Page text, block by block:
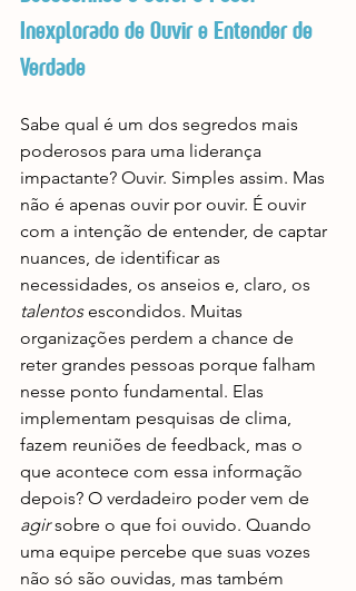
Inexplorado de Ouvir e Entender de
Verdade
Sabe qual é um dos segredos mais
poderosos para uma liderança
impactante? Ouvir. Simples assim. Mas
não é apenas ouvir por ouvir. É ouvir
com a intenção de entender, de captar
nuances, de identificar as
necessidades, os anseios e, claro, os
talentos escondidos. Muitas
organizações perdem a chance de
reter grandes pessoas porque falham
nesse ponto fundamental. Elas
implementam pesquisas de clima,
fazem reuniões de feedback, mas o
que acontece com essa informação
depois? O verdadeiro poder vem de
agir sobre o que foi ouvido. Quando
uma equipe percebe que suas vozes
não só são ouvidas, mas também